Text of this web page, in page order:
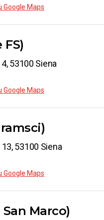
Google Maps
53100 Siena
Google Maps
53100 Siena
Google Maps
Marco)